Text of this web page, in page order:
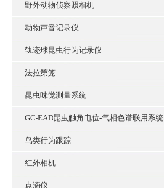
野外动物侦察照相机
动物声音记录仪
轨迹球昆虫行为记录仪
法拉第笼
昆虫味觉测量系统
GC-EAD昆虫触角电位-气相色谱联用系统
鸟类行为跟踪
红外相机
点滴仪